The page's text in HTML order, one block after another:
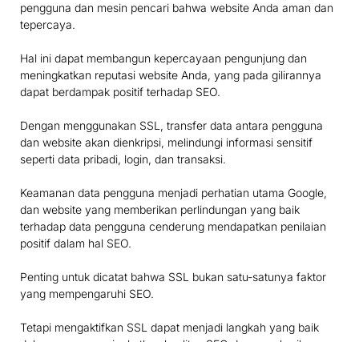
pengguna dan mesin pencari bahwa website Anda aman dan
tepercaya.
Hal ini dapat membangun kepercayaan pengunjung dan
meningkatkan reputasi website Anda, yang pada gilirannya
dapat berdampak positif terhadap SEO.
Dengan menggunakan SSL, transfer data antara pengguna
dan website akan dienkripsi, melindungi informasi sensitif
seperti data pribadi, login, dan transaksi.
Keamanan data pengguna menjadi perhatian utama Google,
dan website yang memberikan perlindungan yang baik
terhadap data pengguna cenderung mendapatkan penilaian
positif dalam hal SEO.
Penting untuk dicatat bahwa SSL bukan satu-satunya faktor
yang mempengaruhi SEO.
Tetapi mengaktifkan SSL dapat menjadi langkah yang baik